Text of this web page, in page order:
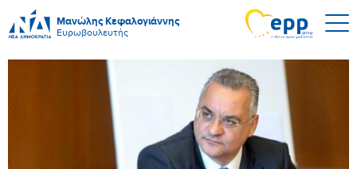
Μανώλης Κεφαλογιάννης
Ευρωβουλευτής